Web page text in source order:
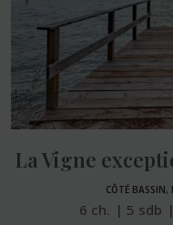
CÔTÉ BASSIN,
6 ch. 5 sdb